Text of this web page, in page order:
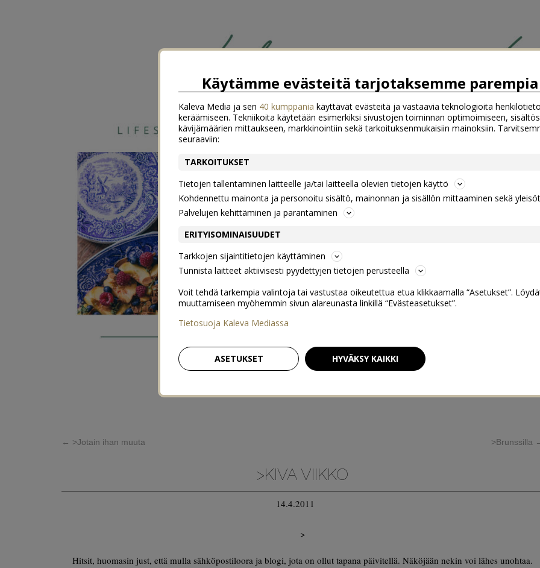
← >Jotain ihan muuta >Brunssilla
>KIVA VIIKKO
14.4.2011
>
Hitsit, huomasin just, että mulla sähköpostiloora ja blogi, jota on ollut tapana päivitellä. Näköjään nekin voi lähes unohtaa.
Käytämme evästeitä tarjotaksemme
Kaleva Media ja sen 40 kumppania käyttävät evästeitä ja vastaavia teknologioita
keräämiseen. Tekniikoita käytetään esimerkiksi sivustojen toiminnan optimoimiseen,
kävijämäärien mittaukseen, markkinointiin sekä tarkoituksenmukaisiin mainoksiin.
seuraaviin:
TARKOITUKSET
Tietojen tallentaminen laitteelle ja/tai laitteella olevien tietojen käyttö
Kohdennettu mainonta ja personoitu sisältö, mainonnan ja sisällön mittaaminen sekä
Palvelujen kehittäminen ja parantaminen
ERITYISOMINAISUUDET
Tarkkojen sijaintitietojen käyttäminen
Tunnista laitteet aktiivisesti pyydettyjen tietojen perusteella
Voit tehdä tarkempia valintoja tai vastustaa oikeutettua etua klikkaamalla “Asetukset”.
muuttamiseen myöhemmin sivun alareunasta linkillä “Evästeasetukset”.
Tietosuoja Kaleva Mediassa
ASETUKSET HYVÄKSY KAIKKI